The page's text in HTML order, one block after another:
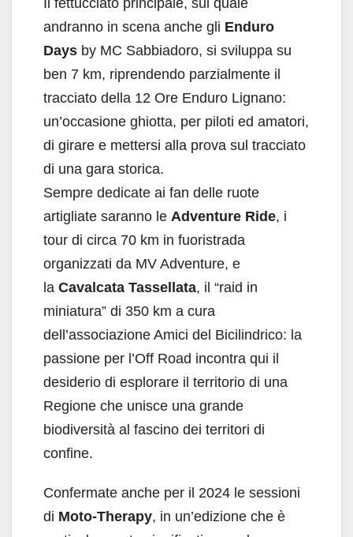
Il fettucciato principale, sul quale
andranno in scena anche gli Enduro
Days by MC Sabbiadoro, si sviluppa su
ben 7 km, riprendendo parzialmente il
tracciato della 12 Ore Enduro Lignano:
un’occasione ghiotta, per piloti ed amatori,
di girare e mettersi alla prova sul tracciato
di una gara storica.
Sempre dedicate ai fan delle ruote
artigliate saranno le Adventure Ride, i
tour di circa 70 km in fuoristrada
organizzati da MV Adventure, e
la Cavalcata Tassellata, il “raid in
miniatura” di 350 km a cura
dell’associazione Amici del Bicilindrico: la
passione per l’Off Road incontra qui il
desiderio di esplorare il territorio di una
Regione che unisce una grande
biodiversità al fascino dei territori di
confine.
Confermate anche per il 2024 le sessioni
di Moto-Therapy, in un’edizione che è